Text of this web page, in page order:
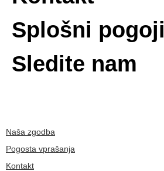
Splošni pogoji
Sledite nam
Naša zgodba
Pogosta vprašanja
Kontakt